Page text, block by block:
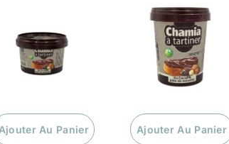
Ajouter Au Panier Ajouter Au Panier